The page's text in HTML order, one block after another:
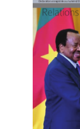
Elle contribue
les
spatiaux, les
les vaccins et
– soulignant
l’implication
les